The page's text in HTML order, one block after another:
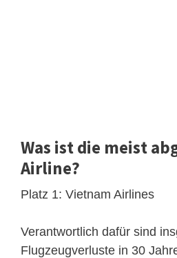
Was ist die meist
Airline?
Platz 1: Vietnam Airlines
Verantwortlich dafür sind
Flugzeugverluste in 30